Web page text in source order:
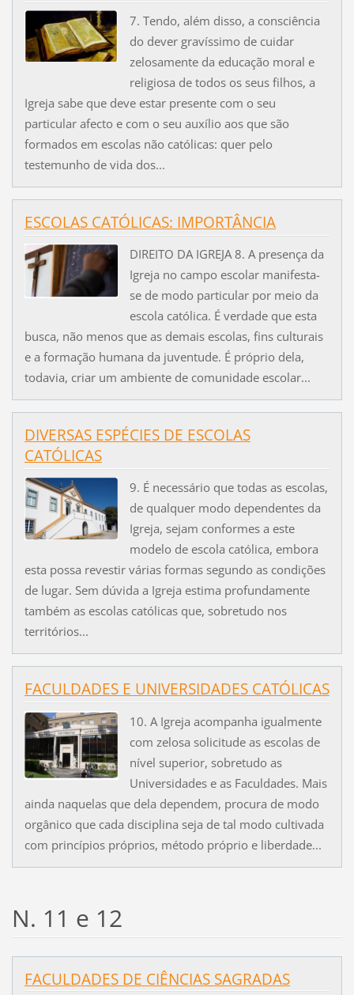
7. Tendo, além disso, a consciência
do dever gravíssimo de cuidar
zelosamente da educação moral e
religiosa de todos os seus filhos, a
Igreja sabe que deve estar presente com o seu
particular afecto e com o seu auxílio aos que são
formados em escolas não católicas: quer pelo
testemunho de vida dos...
ESCOLAS CATÓLICAS: IMPORTÂNCIA
DIREITO DA IGREJA 8. A presença da
Igreja no campo escolar manifesta-
se de modo particular por meio da
escola católica. É verdade que esta
busca, não menos que as demais escolas, fins culturais
e a formação humana da juventude. É próprio dela,
todavia, criar um ambiente de comunidade escolar...
DIVERSAS ESPÉCIES DE ESCOLAS
CATÓLICAS
9. É necessário que todas as escolas,
de qualquer modo dependentes da
Igreja, sejam conformes a este
modelo de escola católica, embora
esta possa revestir várias formas segundo as condições
de lugar. Sem dúvida a Igreja estima profundamente
também as escolas católicas que, sobretudo nos
territórios...
FACULDADES E UNIVERSIDADES CATÓLICAS
10. A Igreja acompanha igualmente
com zelosa solicitude as escolas de
nível superior, sobretudo as
Universidades e as Faculdades. Mais
ainda naquelas que dela dependem, procura de modo
orgânico que cada disciplina seja de tal modo cultivada
com princípios próprios, método próprio e liberdade...
N. 11 e 12
FACULDADES DE CIÊNCIAS SAGRADAS